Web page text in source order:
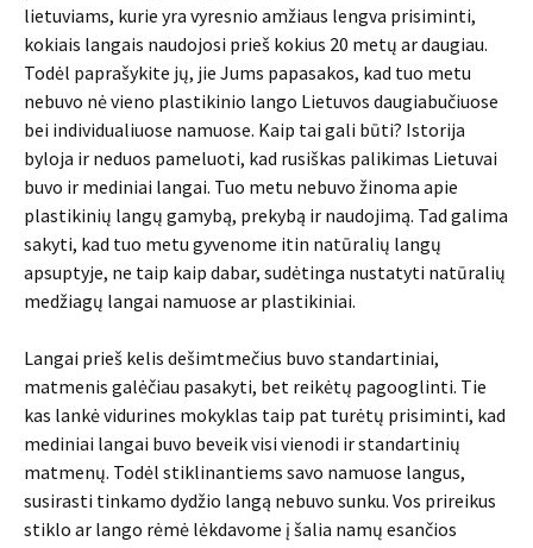
lietuviams, kurie yra vyresnio amžiaus lengva prisiminti,
kokiais langais naudojosi prieš kokius 20 metų ar daugiau.
Todėl paprašykite jų, jie Jums papasakos, kad tuo metu
nebuvo nė vieno plastikinio lango Lietuvos daugiabučiuose
bei individualiuose namuose. Kaip tai gali būti? Istorija
byloja ir neduos pameluoti, kad rusiškas palikimas Lietuvai
buvo ir mediniai langai. Tuo metu nebuvo žinoma apie
plastikinių langų gamybą, prekybą ir naudojimą. Tad galima
sakyti, kad tuo metu gyvenome itin natūralių langų
apsuptyje, ne taip kaip dabar, sudėtinga nustatyti natūralių
medžiagų langai namuose ar plastikiniai.
Langai prieš kelis dešimtmečius buvo standartiniai,
matmenis galėčiau pasakyti, bet reikėtų pagooglinti. Tie
kas lankė vidurines mokyklas taip pat turėtų prisiminti, kad
mediniai langai buvo beveik visi vienodi ir standartinių
matmenų. Todėl stiklinantiems savo namuose langus,
susirasti tinkamo dydžio langą nebuvo sunku. Vos prireikus
stiklo ar lango rėmė lėkdavome į šalia namų esančios